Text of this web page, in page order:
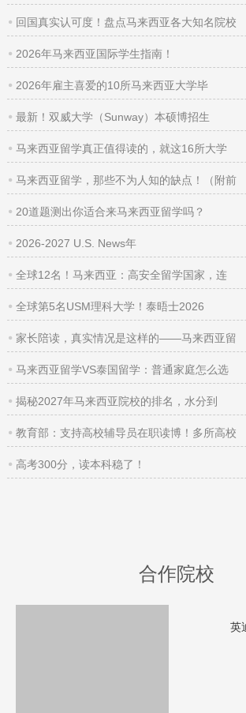
回国真实认可度！盘点马来西亚各大知名院校
2026年马来西亚国际学生指南！
2026年雇主喜爱的10所马来西亚大学毕
最新！双威大学（Sunway）本硕博招生
马来西亚留学真正值得读的，就这16所大学
马来西亚留学，那些不为人知的缺点！（附前
20道题测出你适合来马来西亚留学吗？
2026-2027 U.S. News年
全球12名！马来西亚：高安全留学国家，连
全球第5名USM理科大学！泰晤士2026
家长陪读，真实情况是这样的——马来西亚留
马来西亚留学VS泰国留学：普通家庭怎么选
揭秘2027年马来西亚院校的排名，水分到
教育部：支持高校辅导员在职读博！多所高校
高考300分，读本科稳了！
合作院校
英